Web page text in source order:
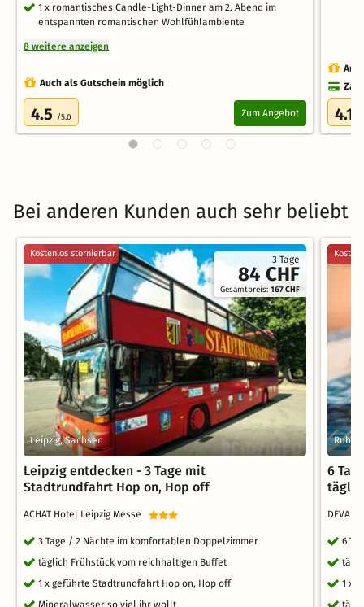
1 x romantisches Candle-Light-Dinner am 2. Abend im
entspannten romantischen Wohlfühlambiente
8 weitere anzeigen
Auch als Gutschein möglich
4.5 /5.0 Zum Angebot 4.1
Bei anderen Kunden auch sehr beliebt
3 Tage
84 CHF
Gesamtpreis:167 CHF
Kostenlos stornierbar
Leipzig, Sachsen
Leipzig entdecken - 3 Tage mit
Stadtrundfahrt Hop on, Hop off
ACHAT Hotel Leipzig Messe
3 Tage / 2 Nächte im komfortablen Doppelzimmer
täglich Frühstück vom reichhaltigen Buffet
1 x geführte Stadtrundfahrt Hop on, Hop off
6
DEVA
6
1 x